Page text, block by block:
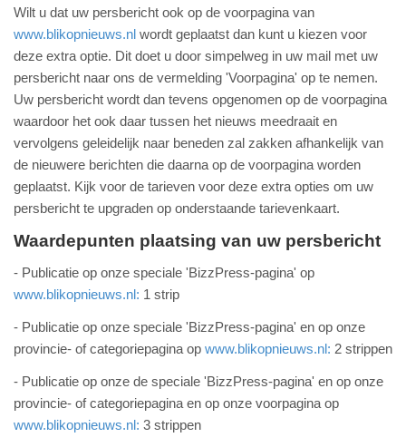
Wilt u dat uw persbericht ook op de voorpagina van
www.blikopnieuws.nl wordt geplaatst dan kunt u kiezen voor
deze extra optie. Dit doet u door simpelweg in uw mail met uw
persbericht naar ons de vermelding 'Voorpagina' op te nemen.
Uw persbericht wordt dan tevens opgenomen op de voorpagina
waardoor het ook daar tussen het nieuws meedraait en
vervolgens geleidelijk naar beneden zal zakken afhankelijk van
de nieuwere berichten die daarna op de voorpagina worden
geplaatst. Kijk voor de tarieven voor deze extra opties om uw
persbericht te upgraden op onderstaande tarievenkaart.
Waardepunten plaatsing van uw persbericht
- Publicatie op onze speciale 'BizzPress-pagina' op
www.blikopnieuws.nl: 1 strip
- Publicatie op onze speciale 'BizzPress-pagina' en op onze
provincie- of categoriepagina op www.blikopnieuws.nl: 2 strippen
- Publicatie op onze de speciale 'BizzPress-pagina' en op onze
provincie- of categoriepagina en op onze voorpagina op
www.blikopnieuws.nl: 3 strippen